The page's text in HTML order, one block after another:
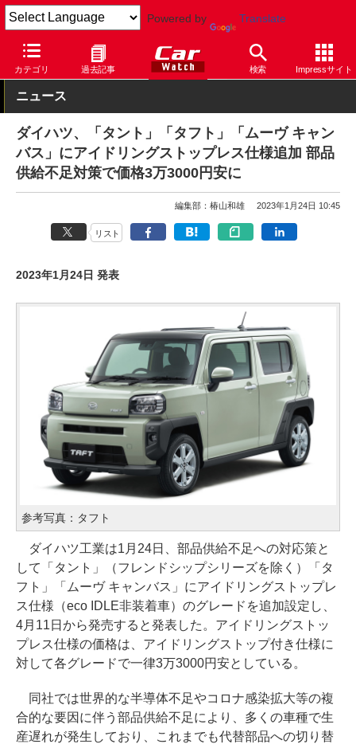
Powered by Translate
カテゴリ 過去記事 検索 Impressサイト
Car Watch 自動車 ダイハツ タント
ニュース
ダイハツ、「タント」「タフト」「ムーヴ キャン
バス」にアイドリングストップレス仕様追加 部品
供給不足対策で価格3万3000円安に
編集部：椿山和雄 2023年1月24日 10:45
リスト
2023年1月24日 発表
参考写真：タフト
ダイハツ工業は1月24日、部品供給不足への対応策と
して「タント」（フレンドシップシリーズを除く）「タ
フト」「ムーヴ キャンバス」にアイドリングストップレ
ス仕様（eco IDLE非装着車）のグレードを追加設定し、
4月11日から発売すると発表した。アイドリングストッ
プレス仕様の価格は、アイドリングストップ付き仕様に
対して各グレードで一律3万3000円安としている。
同社では世界的な半導体不足やコロナ感染拡大等の複
合的な要因に伴う部品供給不足により、多くの車種で生
産遅れが発生しており、これまでも代替部品への切り替